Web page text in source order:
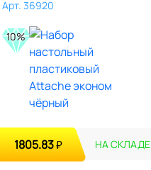
Арт. 36920
10%
1805.83₽ НА СКЛАДЕ